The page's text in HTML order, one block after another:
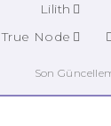
Lilith
True Node
Son